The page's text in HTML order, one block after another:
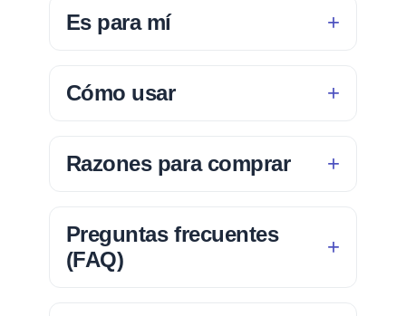
Es para mí
Cómo usar
Razones para comprar
Preguntas frecuentes
(FAQ)